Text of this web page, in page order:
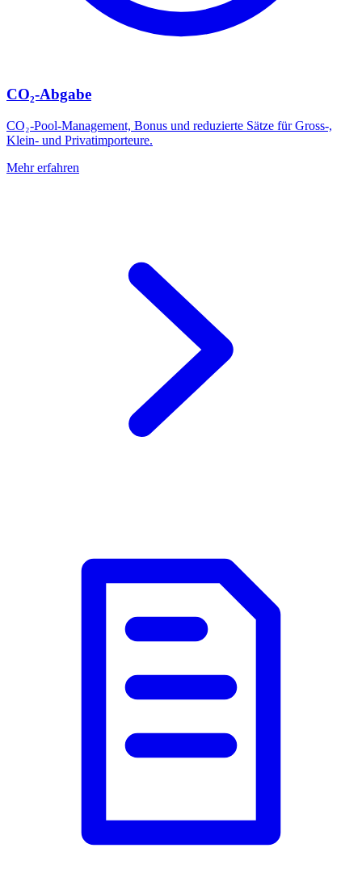
CO₂-Abgabe
CO₂-Pool-Management, Bonus und reduzierte Sätze für Gross-,
Klein- und Privatimporteure.
Mehr erfahren